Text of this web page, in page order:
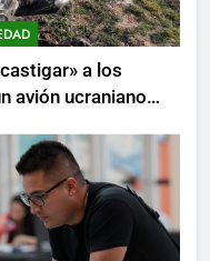
a los
avión ucraniano